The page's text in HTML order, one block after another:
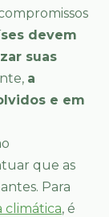
devem
suas
a
e em
que as
Para
climática, é